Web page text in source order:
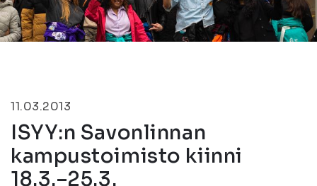
11.03.2013
ISYY:n Savonlinnan
kampustoimisto kiinni
18.3.–25.3.